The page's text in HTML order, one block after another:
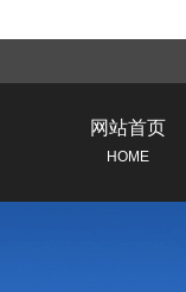
网站首页
HOME